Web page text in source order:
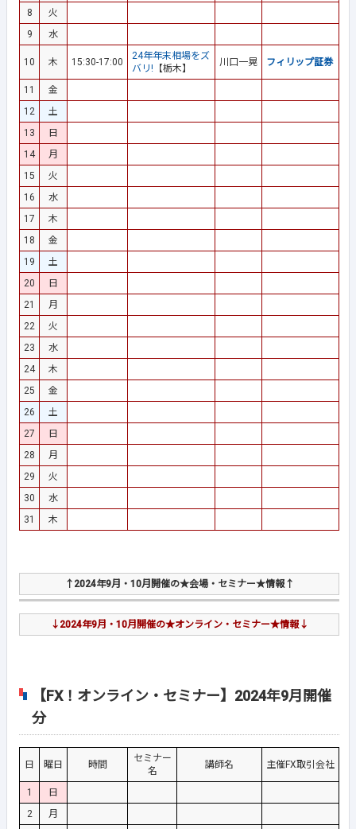
8
火
9
水
10 木 15:30-17:00
24年年末相場をズ
バリ! 【栃木】
川口一晃 フィリップ証券
11
金
12
土
13
日
14
月
15
火
16
水
17
木
18
金
19
土
20
日
21
月
22
火
23
水
24
木
25
金
26
土
27
日
28
月
29
火
30
水
31
木
↑2024年9月・10月開催の★会場・セミナー★情報↑
↓2024年9月・10月開催の★オンライン・セミナー★情報↓
【FX！オンライン・セミナー】2024年9月開催
分
日 曜日 時間
セミナー
名
講師名 主催FX取引会社
1
日
2
月